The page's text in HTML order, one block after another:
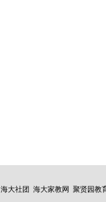
海大社团 海大家教网 聚贤园教